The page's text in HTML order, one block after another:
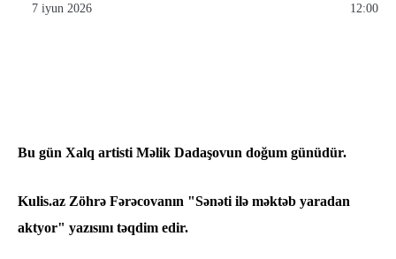
7 iyun 2026 12:00
Bu gün Xalq artisti Məlik Dadaşovun doğum günüdür.
Kulis.az Zöhrə Fərəcovanın "Sənəti ilə məktəb yaradan
aktyor" yazısını təqdim edir.